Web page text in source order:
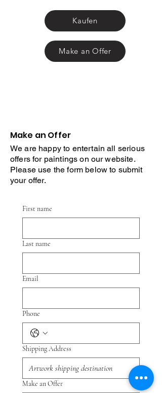
Kaufen
Make an Offer
Make an Offer
We are happy to entertain all serious
offers for paintings on our website.
Please use the form below to submit
your offer.
First name
Last name
Email
Phone
Shipping Address
Make an Offer